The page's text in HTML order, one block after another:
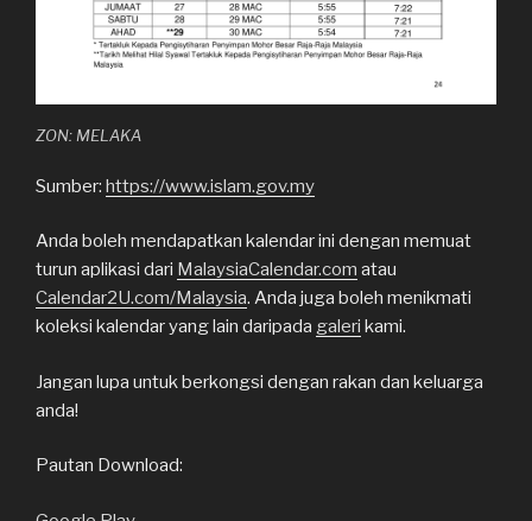
ZON: MELAKA
Sumber: https://www.islam.gov.my
Anda boleh mendapatkan kalendar ini dengan memuat
turun aplikasi dari MalaysiaCalendar.com atau
Calendar2U.com/Malaysia. Anda juga boleh menikmati
koleksi kalendar yang lain daripada galeri kami.
Jangan lupa untuk berkongsi dengan rakan dan keluarga
anda!
Pautan Download: